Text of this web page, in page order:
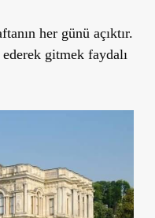
her günü açıktır.
gitmek faydalı